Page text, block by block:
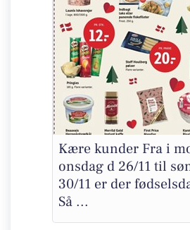
Kære kunder Fra i
onsdag d 26/11 til
30/11 er der
Så ...